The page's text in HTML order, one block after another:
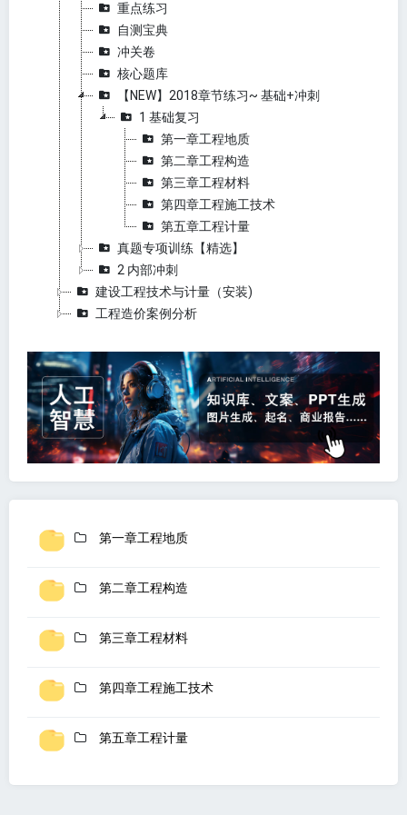
重点练习
自测宝典
冲关卷
核心题库
【NEW】2018章节练习~ 基础+冲刺
1 基础复习
第一章工程地质
第二章工程构造
第三章工程材料
第四章工程施工技术
第五章工程计量
真题专项训练【精选】
2 内部冲刺
建设工程技术与计量（安装)
工程造价案例分析
第一章工程地质
第二章工程构造
第三章工程材料
第四章工程施工技术
第五章工程计量